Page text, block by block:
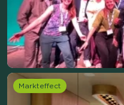
Markteffect